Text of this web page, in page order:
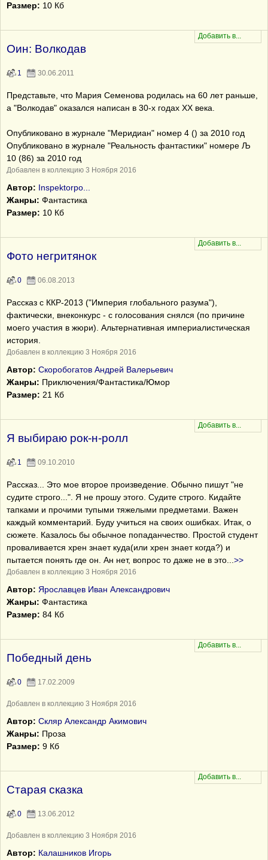
Размер: 10 Кб
Оин: Волкодав
1 30.06.2011
Представьте, что Мария Семенова родилась на 60 лет раньше,
а "Волкодав" оказался написан в 30-х годах ХХ века.
Опубликовано в журнале "Меридиан" номер 4 () за 2010 год
Опубликовано в журнале "Реальность фантастики" номере Љ
10 (86) за 2010 год
Добавлен в коллекцию 3 Ноября 2016
Автор: Inspektorpo...
Жанры: Фантастика
Размер: 10 Кб
Фото негритянок
0 06.08.2013
Рассказ с ККР-2013 ("Империя глобального разума"),
фактически, внеконкурс - с голосования снялся (по причине
моего участия в жюри). Альтернативная империалистическая
история.
Добавлен в коллекцию 3 Ноября 2016
Автор: Скоробогатов Андрей Валерьевич
Жанры: Приключения/Фантастика/Юмор
Размер: 21 Кб
Я выбираю рок-н-ролл
1 09.10.2010
Рассказ... Это мое второе произведение. Обычно пишут "не
судите строго...". Я не прошу этого. Судите строго. Кидайте
тапками и прочими тупыми тяжелыми предметами. Важен
каждый комментарий. Буду учиться на своих ошибках. Итак, о
сюжете. Казалось бы обычное попаданчество. Простой студент
проваливается хрен знает куда(или хрен знает когда?) и
пытается понять где он. Ан нет, вопрос то даже не в это
>>
Добавлен в коллекцию 3 Ноября 2016
Автор: Ярославцев Иван Александрович
Жанры: Фантастика
Размер: 84 Кб
Победный день
0 17.02.2009
Добавлен в коллекцию 3 Ноября 2016
Автор: Скляр Александр Акимович
Жанры: Проза
Размер: 9 Кб
Старая сказка
0 13.06.2012
Добавлен в коллекцию 3 Ноября 2016
Автор: Калашников Игорь